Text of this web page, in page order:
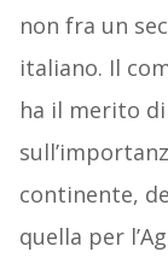
non fra un
italiano. Il
ha il merito
continente,
quella per